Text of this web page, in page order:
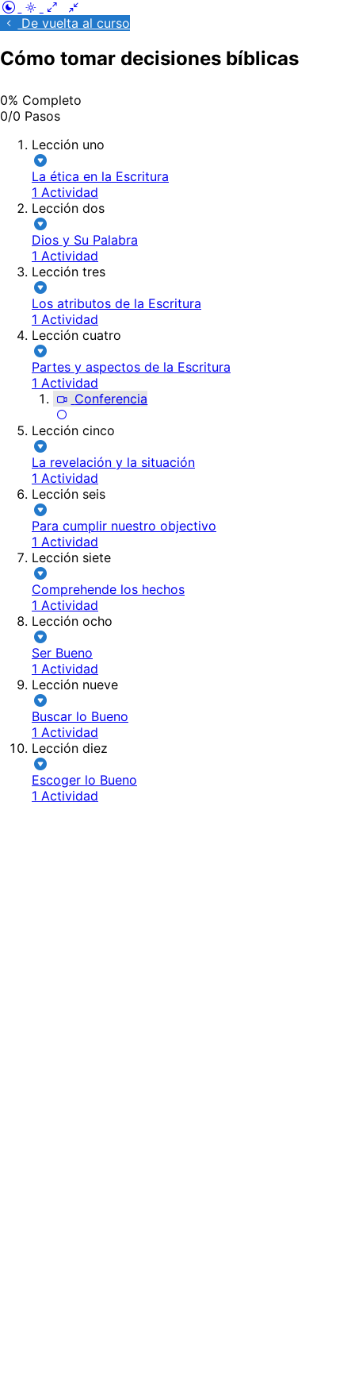
De vuelta al curso
Cómo tomar decisiones bíblicas
0% Completo
0/0 Pasos
Lección uno
La ética en la Escritura
1 Actividad
Lección dos
Dios y Su Palabra
1 Actividad
Lección tres
Los atributos de la Escritura
1 Actividad
Lección cuatro
Partes y aspectos de la Escritura
1 Actividad
Conferencia
Lección cinco
La revelación y la situación
1 Actividad
Lección seis
Para cumplir nuestro objectivo
1 Actividad
Lección siete
Comprehende los hechos
1 Actividad
Lección ocho
Ser Bueno
1 Actividad
Lección nueve
Buscar lo Bueno
1 Actividad
Lección diez
Escoger lo Bueno
1 Actividad